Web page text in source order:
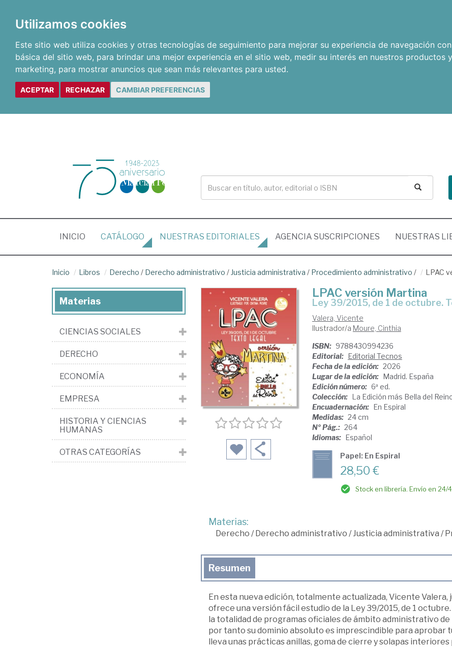
Utilizamos cookies
Este sitio web utiliza cookies y otras tecnologías de seguimiento para mejorar su experiencia de navegación
básica del sitio web, para brindar una mejor experiencia en el sitio web, medir su interés en nuestros productos
marketing, para mostrar anuncios que sean más relevantes para usted.
ACEPTAR RECHAZAR CAMBIAR PREFERENCIAS
INICIO (CURRENT)
CATÁLOGO NUESTRAS EDITORIALES AGENCIA SUSCRIPCIONES NUESTRAS
Inicio Libros Derecho / Derecho administrativo / Justicia administrativa / Procedimiento administrativo / LPAC
LPAC versión Martina
Ley 39/2015, de 1 de octubre.
Valera, Vicente
Ilustrador/a Moure, Cinthia
ISBN: 9788430994236
Editorial: Editorial Tecnos
Fecha de la edición: 2026
Lugar de la edición: Madrid. España
Edición número: 6ª ed.
Colección: La Edición más Bella del
Encuadernación: En Espiral
Medidas: 24 cm
Nº Pág.: 264
Idiomas: Español
Papel: En Espiral
28,50 €
Stock en librería. Envío en 24/
Materias:
Derecho /Derecho administrativo /Justicia administrativa /
Resumen
En esta nueva edición, totalmente actualizada, Vicente
ofrece una versión fácil estudio de la Ley 39/2015, de 1
la totalidad de programas oficiales de ámbito administrativo
por tanto su dominio absoluto es imprescindible para aprobar
lleva unas prácticas anillas, goma de cierre y solapas
Materias
CIENCIAS SOCIALES
DERECHO
ECONOMÍA
EMPRESA
HISTORIA Y CIENCIAS
HUMANAS
OTRAS CATEGORÍAS